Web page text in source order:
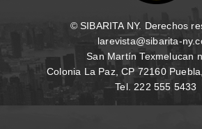
© SIBARITA NY. Derechos
larevista@sibarita-
San Martín Texmelucan
Colonia La Paz, CP 72160
Tel. 222 555 5433